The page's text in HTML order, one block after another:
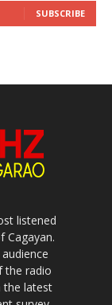
SUBSCRIBE
listened
Cagayan.
the radio
the latest